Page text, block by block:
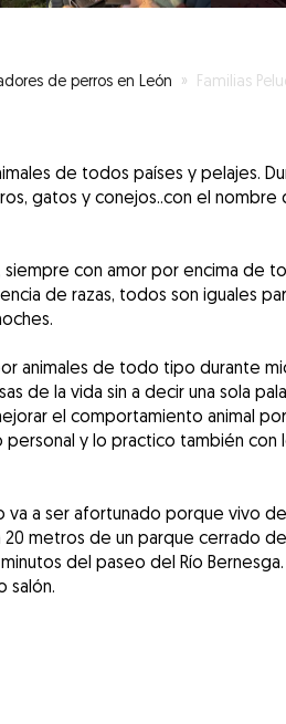
de perros en León » Familias
de todos países y pelajes.
gatos y conejos..con el nombre
siempre con amor por encima de
de razas, todos son iguales
animales de todo tipo durante
de la vida sin a decir una sola
el comportamiento animal
y lo practico también con
va a ser afortunado porque vivo
metros de un parque cerrado
del paseo del Río Bernesga.
salón.